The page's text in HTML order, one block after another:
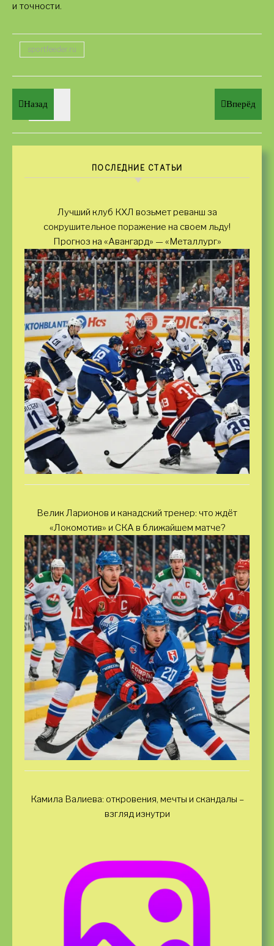
и точности.
sportfeeder.ru
Назад Вперёд
ПОСЛЕДНИЕ СТАТЬИ
Лучший клуб КХЛ возьмет реванш за
сокрушительное поражение на своем льду!
Прогноз на «Авангард» — «Металлург»
Велик Ларионов и канадский тренер: что ждёт
«Локомотив» и СКА в ближайшем матче?
Камила Валиева: откровения, мечты и скандалы –
взгляд изнутри